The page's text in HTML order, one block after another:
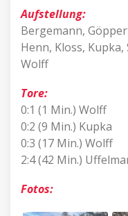
Aufstellung:
Bergemann,
Henn, Kloss,
Wolff
Tore:
0:1 (1 Min.) Wolff
0:2 (9 Min.) Kupka
0:3 (17 Min.) Wolff
2:4 (42 Min.)
Fotos: